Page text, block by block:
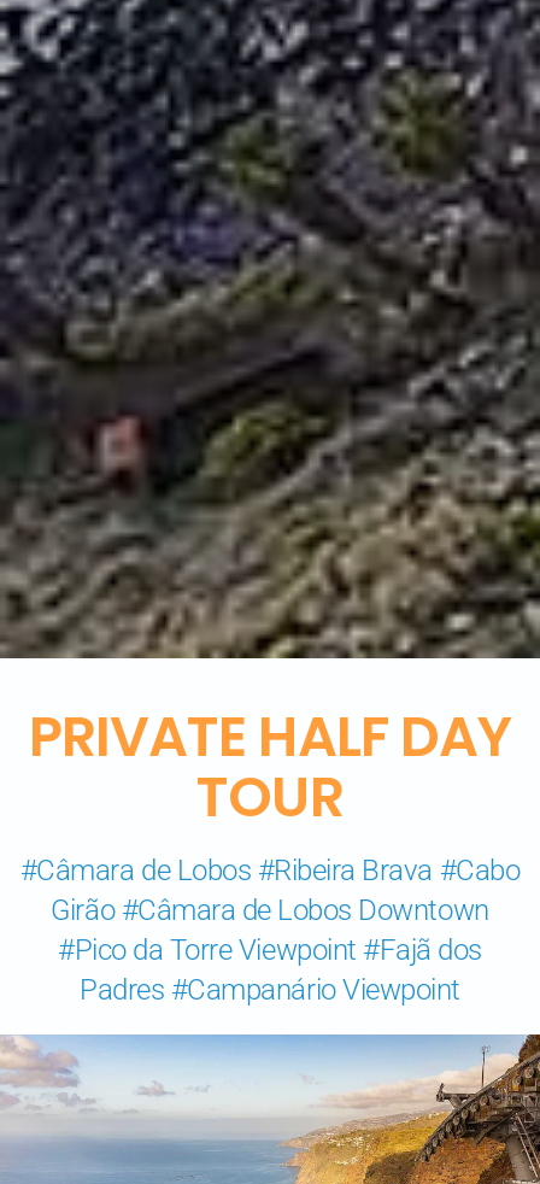
PRIVATE HALF DAY
TOUR
#Câmara de Lobos #Ribeira Brava #Cabo
Girão #Câmara de Lobos Downtown
#Pico da Torre Viewpoint #Fajã dos
Padres #Campanário Viewpoint